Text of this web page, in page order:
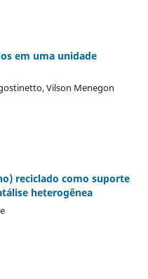
em uma unidade
Vilson Menegon
reciclado como suporte
heterogênea